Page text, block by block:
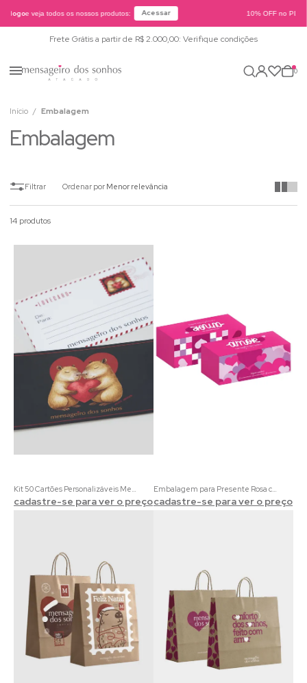
e veja todos os nossos produtos: Acessar 10% OFF no PIX
Frete Grátis a partir de R$ 2.000,00: Verifique condições
0
Início Embalagem
Embalagem
Ordenar por Menor relevância
14 produtos
Kit 50 Cartões Personalizáveis Mensageiro dos Sonhos Lovers | Estampa de Capivaras
cadastre-se para ver o preço
Embalagem para Presente Rosa com Estampa de Corações
cadastre-se para ver o preço